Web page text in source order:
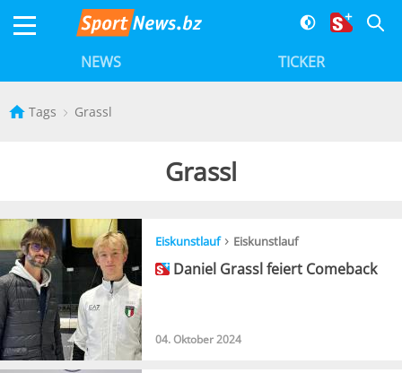
NEWS TICKER
Tags Grassl
Grassl
Eiskunstlauf› Eiskunstlauf
Daniel Grassl feiert Comeback
04. Oktober 2024